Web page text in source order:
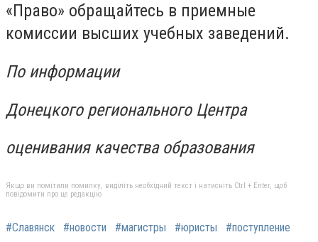
«Право» обращайтесь в приемные
комиссии высших учебных заведений.
По информации
Донецкого регионального Центра
оценивания качества образования
Якщо ви помітили помилку, виділіть необхідний текст і натисніть Ctrl + Enter, щоб
повідомити про це редакцію
#Славянск #новости #магистры #юристы #поступление